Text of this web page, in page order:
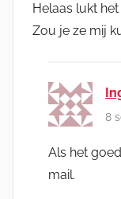
Helaas lukt
Zou je ze mij
8
Als het
mail.